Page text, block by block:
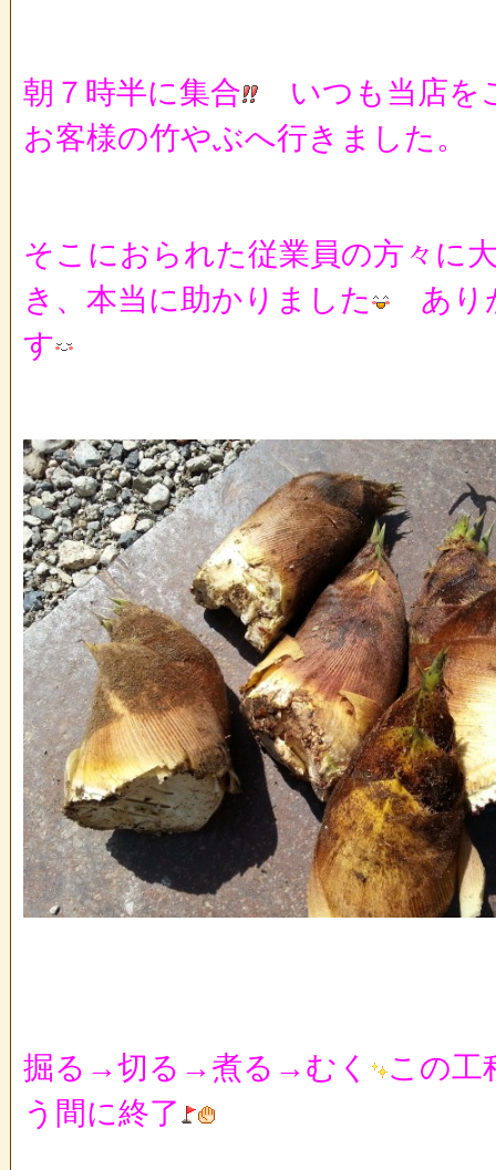
朝７時半に集合
いつも当店を
お客様の竹やぶへ行きました。
そこにおられた従業員の方々に
き、本当に助かりました
あり
す
掘る→切る→煮る→むく
この工
う間に終了